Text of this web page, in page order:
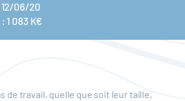
06/20
1 083 K€
de travail, quelle que soit leur taille,